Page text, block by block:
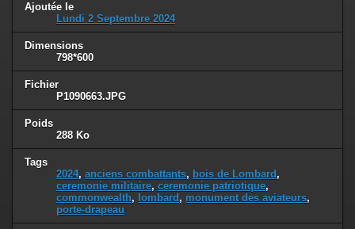
Ajoutée le
Lundi 2 Septembre 2024
Dimensions
798*600
Fichier
P1090663.JPG
Poids
288 Ko
Tags
2024, anciens combattants, bois de Lombard,
ceremonie militaire, ceremonie patriotique,
commonwealth, lombard, monument des aviateurs,
porte-drapeau